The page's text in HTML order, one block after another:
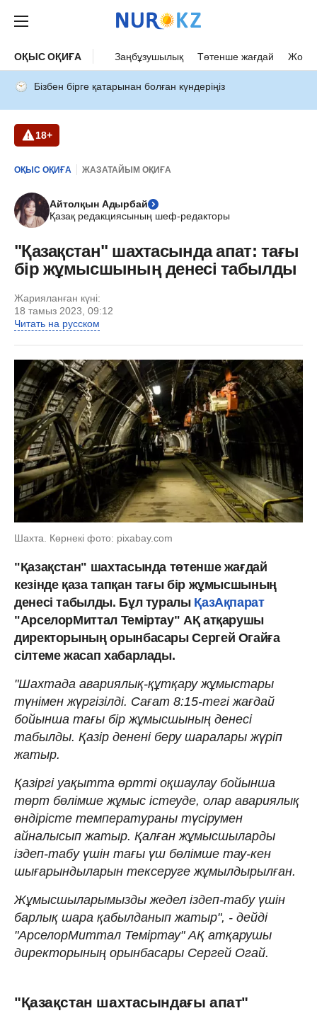
ОҚЫС ОҚИҒА Заңбұзушылық Төтенше жағдай Жол
Бізбен бірге қатарынан болған күндеріңіз
18+
ОҚЫС ОҚИҒА ЖАЗАТАЙЫМ ОҚИҒА
Айтолқын Адырбай
Қазақ редакциясының шеф-редакторы
"Қазақстан" шахтасында апат: тағы
бір жұмысшының денесі табылды
Жарияланған күні:
18 тамыз 2023, 09:12
Читать на русском
Шахта. Көрнекі фото: pixabay.com
"Қазақстан" шахтасында төтенше жағдай
кезінде қаза тапқан тағы бір жұмысшының
денесі табылды. Бұл туралы ҚазАқпарат
"АрселорМиттал Теміртау" АҚ атқарушы
директорының орынбасары Сергей Огайға
сілтеме жасап хабарлады.
"Шахтада авариялық-құтқару жұмыстары
түнімен жүргізілді. Сағат 8:15-тегі жағдай
бойынша тағы бір жұмысшының денесі
табылды. Қазір денені беру шаралары жүріп
жатыр.
Қазіргі уақытта өртті оқшаулау бойынша
төрт бөлімше жұмыс істеуде, олар авариялық
өндірісте температураны түсірумен
айналысып жатыр. Қалған жұмысшыларды
іздеп-табу үшін тағы үш бөлімше тау-кен
шығарындыларын тексеруге жұмылдырылған.
Жұмысшыларымызды жедел іздеп-табу үшін
барлық шара қабылданып жатыр", - дейді
"АрселорМиттал Теміртау" АҚ атқарушы
директорының орынбасары Сергей Огай.
"Қазақстан шахтасындағы апат"